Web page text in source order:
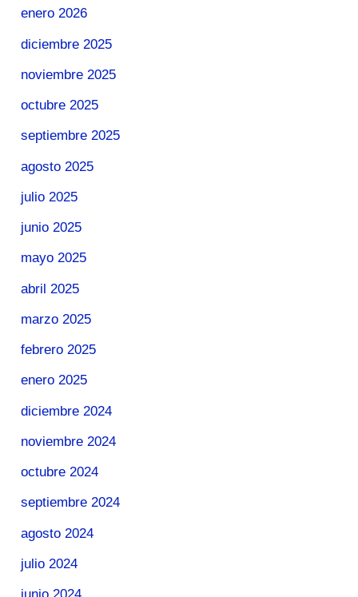
enero 2026
diciembre 2025
noviembre 2025
octubre 2025
septiembre 2025
agosto 2025
julio 2025
junio 2025
mayo 2025
abril 2025
marzo 2025
febrero 2025
enero 2025
diciembre 2024
noviembre 2024
octubre 2024
septiembre 2024
agosto 2024
julio 2024